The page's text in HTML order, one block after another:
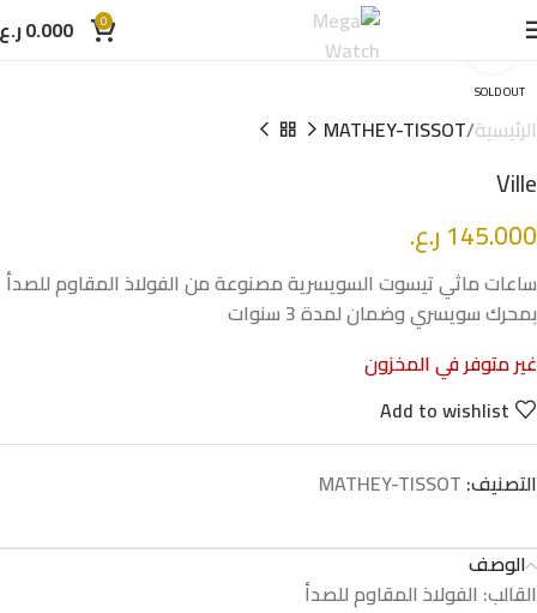
0
0.000
SOLD OUT
Click to enlarge
الرئيسية MATHEY-TISSOT
Ville
145.000 ر.ع.
ساعات ماثي تيسوت السويسرية مصنوعة من الفولاذ المقاوم للصدأ
بمحرك سويسري وضمان لمدة 3 سنوات
غير متوفر في المخزون
Add to wishlist
التصنيف: MATHEY-TISSOT
الوصف
القالب: الفولاذ المقاوم للصدأ